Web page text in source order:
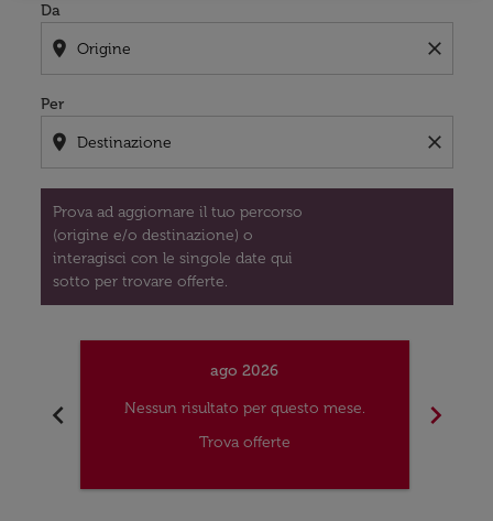
Da
location_on close
Per
location_on close
Prova ad aggiornare il tuo percorso
(origine e/o destinazione) o
interagisci con le singole date qui
sotto per trovare offerte.
chevron_left
ago 2026
Nessun risultato per questo mese.
Trova offerte
chevron_right